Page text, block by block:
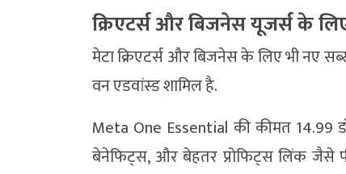
क्रिएटर्स और बिजनेस यूजर्स के
मेटा क्रिएटर्स और बिजनेस के लिए भी नए
वन एडवांस्ड शामिल है.
Meta One Essential की कीमत 14.99
बेनेफिट्स, और बेहतर प्रोफिट्स लिंक जैसे